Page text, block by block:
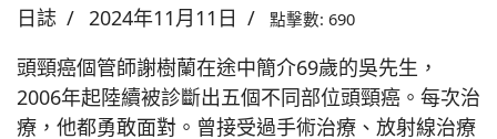
日誌 2024年11月11日 點擊數: 690
頭頸癌個管師謝樹蘭在途中簡介69歲的吳先生，
2006年起陸續被診斷出五個不同部位頭頸癌。每次治
療，他都勇敢面對。曾接受過手術治療、放射線治療